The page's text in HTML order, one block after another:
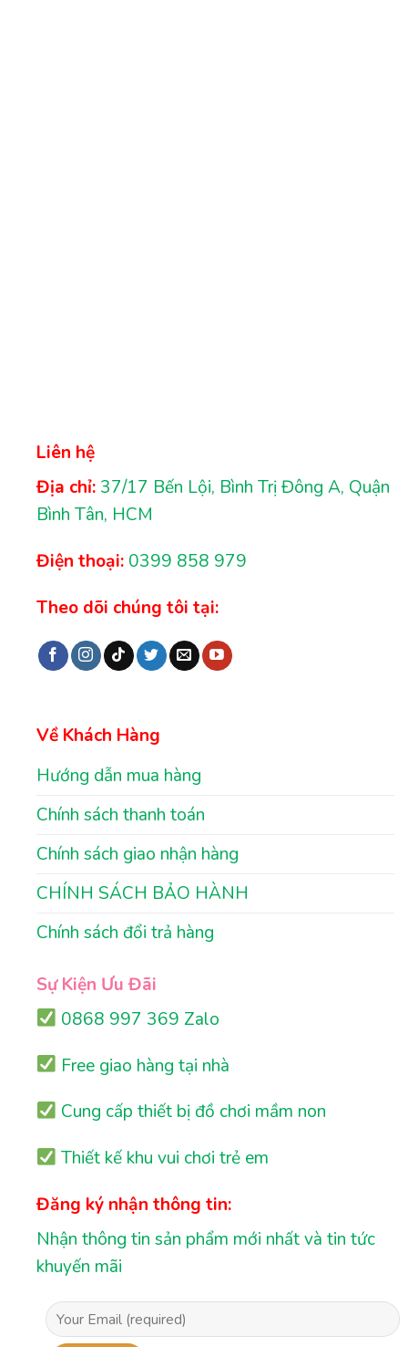
Liên hệ
Địa chỉ: 37/17 Bến Lội, Bình Trị Đông A, Quận
Bình Tân, HCM
Điện thoại: 0399 858 979
Theo dõi chúng tôi tại:
Về Khách Hàng
Hướng dẫn mua hàng
Chính sách thanh toán
Chính sách giao nhận hàng
CHÍNH SÁCH BẢO HÀNH
Chính sách đổi trả hàng
Sự Kiện Ưu Đãi
0868 997 369 Zalo
Free giao hàng tại nhà
Cung cấp thiết bị đồ chơi mầm non
Thiết kế khu vui chơi trẻ em
Đăng ký nhận thông tin:
Nhận thông tin sản phẩm mới nhất và tin tức
khuyến mãi